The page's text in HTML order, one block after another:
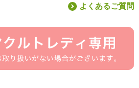
よくあるご質問